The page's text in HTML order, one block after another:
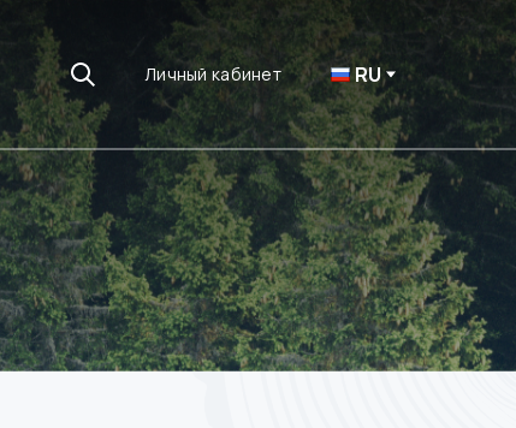
Личный кабинет RU